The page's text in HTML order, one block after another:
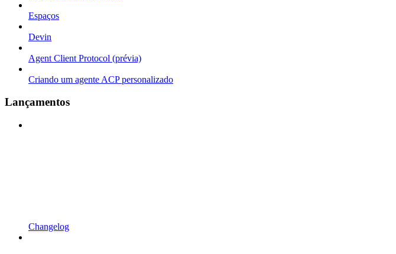
Espaços
Devin
Agent Client Protocol (prévia)
Criando um agente ACP personalizado
Lançamentos
Changelog